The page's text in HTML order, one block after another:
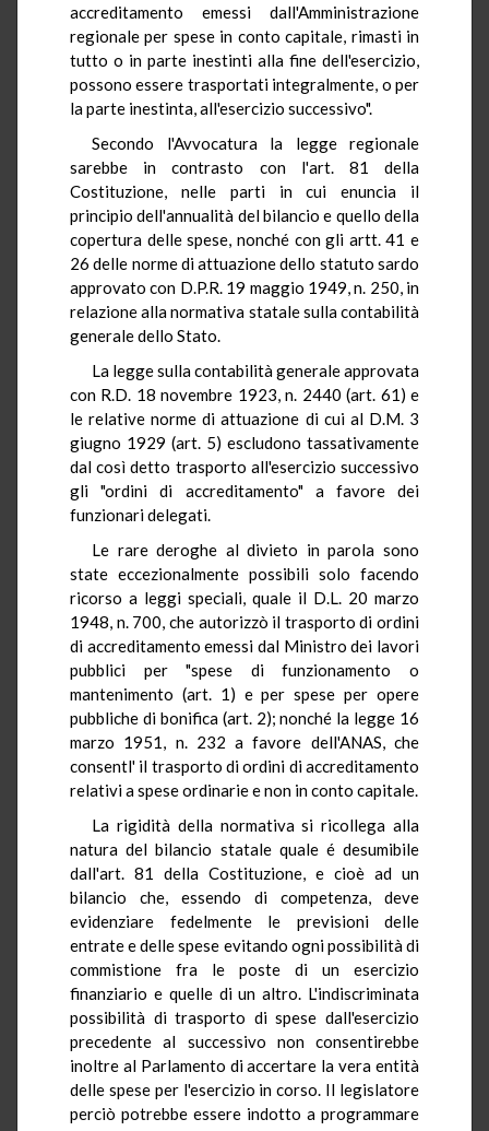
accreditamento emessi dall'Amministrazione
regionale per spese in conto capitale, rimasti in
tutto o in parte inestinti alla fine dell'esercizio,
possono essere trasportati integralmente, o per
la parte inestinta, all'esercizio successivo".
Secondo l'Avvocatura la legge regionale
sarebbe in contrasto con l'art. 81 della
Costituzione, nelle parti in cui enuncia il
principio dell'annualità del bilancio e quello della
copertura delle spese, nonché con gli artt. 41 e
26 delle norme di attuazione dello statuto sardo
approvato con D.P.R. 19 maggio 1949, n. 250, in
relazione alla normativa statale sulla contabilità
generale dello Stato.
La legge sulla contabilità generale approvata
con R.D. 18 novembre 1923, n. 2440 (art. 61) e
le relative norme di attuazione di cui al D.M. 3
giugno 1929 (art. 5) escludono tassativamente
dal così detto trasporto all'esercizio successivo
gli "ordini di accreditamento" a favore dei
funzionari delegati.
Le rare deroghe al divieto in parola sono
state eccezionalmente possibili solo facendo
ricorso a leggi speciali, quale il D.L. 20 marzo
1948, n. 700, che autorizzò il trasporto di ordini
di accreditamento emessi dal Ministro dei lavori
pubblici per "spese di funzionamento o
mantenimento (art. 1) e per spese per opere
pubbliche di bonifica (art. 2); nonché la legge 16
marzo 1951, n. 232 a favore dell'ANAS, che
consentl' il trasporto di ordini di accreditamento
relativi a spese ordinarie e non in conto capitale.
La rigidità della normativa si ricollega alla
natura del bilancio statale quale é desumibile
dall'art. 81 della Costituzione, e cioè ad un
bilancio che, essendo di competenza, deve
evidenziare fedelmente le previsioni delle
entrate e delle spese evitando ogni possibilità di
commistione fra le poste di un esercizio
finanziario e quelle di un altro. L'indiscriminata
possibilità di trasporto di spese dall'esercizio
precedente al successivo non consentirebbe
inoltre al Parlamento di accertare la vera entità
delle spese per l'esercizio in corso. Il legislatore
perciò potrebbe essere indotto a programmare